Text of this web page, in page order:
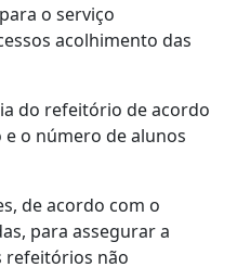
o serviço
acolhimento das
do refeitório de acordo
o número de alunos
de acordo com o
para assegurar a
refeitórios não